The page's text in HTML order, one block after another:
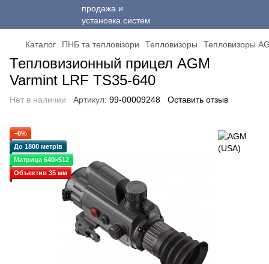
Каталог ПНБ та тепловізори Тепловизоры Тепловизоры
Тепловизионный прицел AGM
Varmint LRF TS35-640
Нет в наличии Артикул: 99-00009248 Оставить отзыв
−8%
До 1800 метрів
Матрица 640×512
Объектив 35 мм